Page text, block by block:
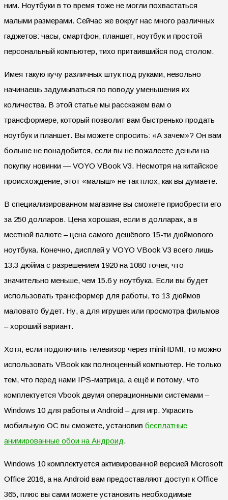
ним. Ноутбуки в то время тоже не могли похвастаться
малыми размерами. Сейчас же вокруг нас много различных
гаджетов: часы, смартфон, планшет, ноутбук и простой
персональный компьютер, тихо притаившийся под столом.
Имея такую кучу различных штук под руками, невольно
начинаешь задумываться по поводу уменьшения их
количества. В этой статье мы расскажем вам о
трансформере, который позволит вам быстренько продать
ноутбук и планшет. Вы можете спросить: «А зачем»? Он вам
больше не понадобится, если вы не пожалеете деньги на
покупку новинки — VOYO VBook V3. Несмотря на китайское
происхождение, этот «малыш» не так плох, как вы думаете.
В специализированном магазине вы сможете приобрести его
за 250 долларов. Цена хорошая, если в долларах, а в
местной валюте – цена самого дешёвого 15-ти дюймового
ноутбука. Конечно, дисплей у VOYO VBook V3 всего лишь
13.3 дюйма с разрешением 1920 на 1080 точек, что
значительно меньше, чем 15.6 у ноутбука. Если вы будет
использовать трансформер для работы, то 13 дюймов
маловато будет. Ну, а для игрушек или просмотра фильмов
– хороший вариант.
Хотя, если подключить телевизор через miniHDMI, то можно
использовать VBook как полноценный компьютер. Не только
тем, что перед нами IPS-матрица, а ещё и потому, что
комплектуется Vbook двумя операционными системами –
Windows 10 для работы и Android – для игр. Украсить
мобильную ОС вы сможете, установив бесплатные
анимированные обои на Андроид.
Windows 10 комплектуется активированной версией Microsoft
Office 2016, а на Android вам предоставляют доступ к Office
365, плюс вы сами можете установить необходимые